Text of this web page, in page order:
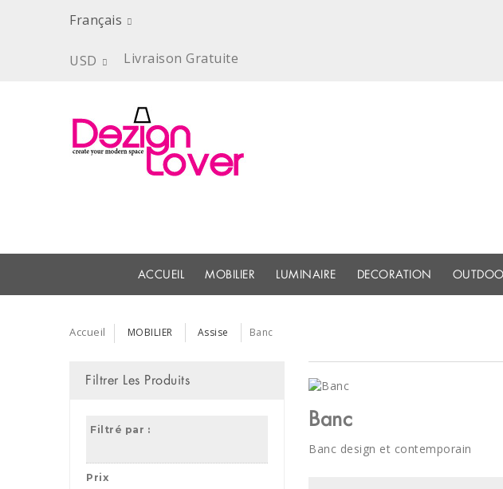
Français
USD Livraison Gratuite
ACCUEIL MOBILIER LUMINAIRE DECORATION
Accueil MOBILIER Assise Banc
Filtrer Les Produits
Filtré par :
Prix
Banc
Banc design et contemporain